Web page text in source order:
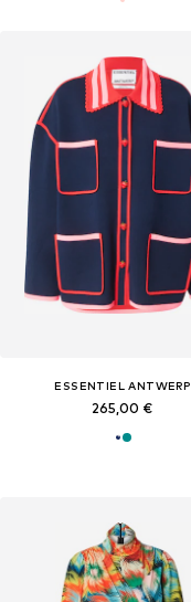
ESSENTIEL ANTWERP
265,00 €